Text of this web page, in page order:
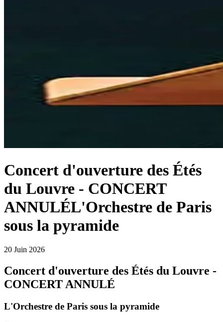
Concert d'ouverture des Étés
du Louvre - CONCERT
ANNULÉL'Orchestre de Paris
sous la pyramide
20 Juin 2026
Concert d'ouverture des Étés du Louvre -
CONCERT ANNULÉ
L'Orchestre de Paris sous la pyramide